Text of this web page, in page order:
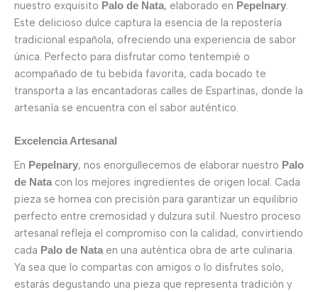
nuestro exquisito Palo de Nata, elaborado en Pepelnary.
Este delicioso dulce captura la esencia de la repostería
tradicional española, ofreciendo una experiencia de sabor
única. Perfecto para disfrutar como tentempié o
acompañado de tu bebida favorita, cada bocado te
transporta a las encantadoras calles de Espartinas, donde la
artesanía se encuentra con el sabor auténtico.
Excelencia Artesanal
En Pepelnary, nos enorgullecemos de elaborar nuestro Palo
de Natacon los mejores ingredientes de origen local. Cada
pieza se hornea con precisión para garantizar un equilibrio
perfecto entre cremosidad y dulzura sutil. Nuestro proceso
artesanal refleja el compromiso con la calidad, convirtiendo
cada Palo de Nataen una auténtica obra de arte culinaria.
Ya sea que lo compartas con amigos o lo disfrutes solo,
estarás degustando una pieza que representa tradición y